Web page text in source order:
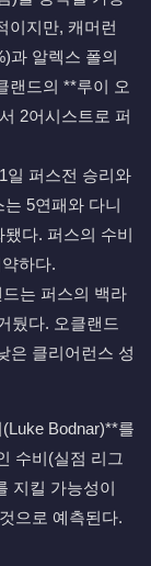
이지만, 캐머런
과 알렉스 폴의
랜드의 **루이 오
2어시스트로 퍼
일 퍼스전 승리와
5연패와 다니
다. 퍼스의 수비
하다.
는 퍼스의 백라
뒀다. 오클랜드
은 클리어런스 성
Bodnar)**를
수비(실점 리그
지킬 가능성이
으로 예측된다.